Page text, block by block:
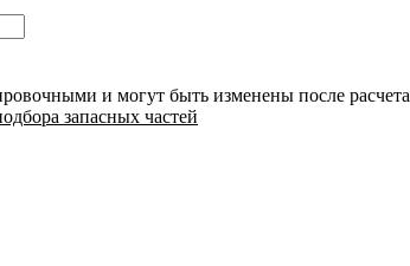
и могут быть изменены после расчета
запасных частей